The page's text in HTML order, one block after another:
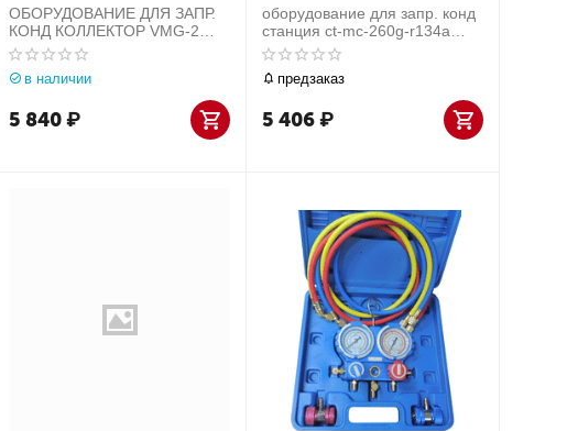
ОБОРУДОВАНИЕ ДЛЯ ЗАПР.
КОНД КОЛЛЕКТОР VMG-2
R22-B wilh VHF-A
манометрический, в
комплекте 2 быстросъ
в наличии
5 840₽
оборудование для запр. конд
станция ct-mc-260g-r134a
манометрическая со
шлангами и муфтами
предзаказ
5 406₽